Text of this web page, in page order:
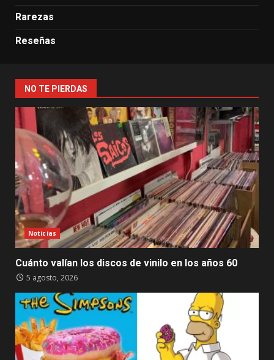
Rarezas
Reseñas
NO TE PIERDAS
Noticias
Cuánto valían los discos de vinilo en los años 60
5 agosto, 2026